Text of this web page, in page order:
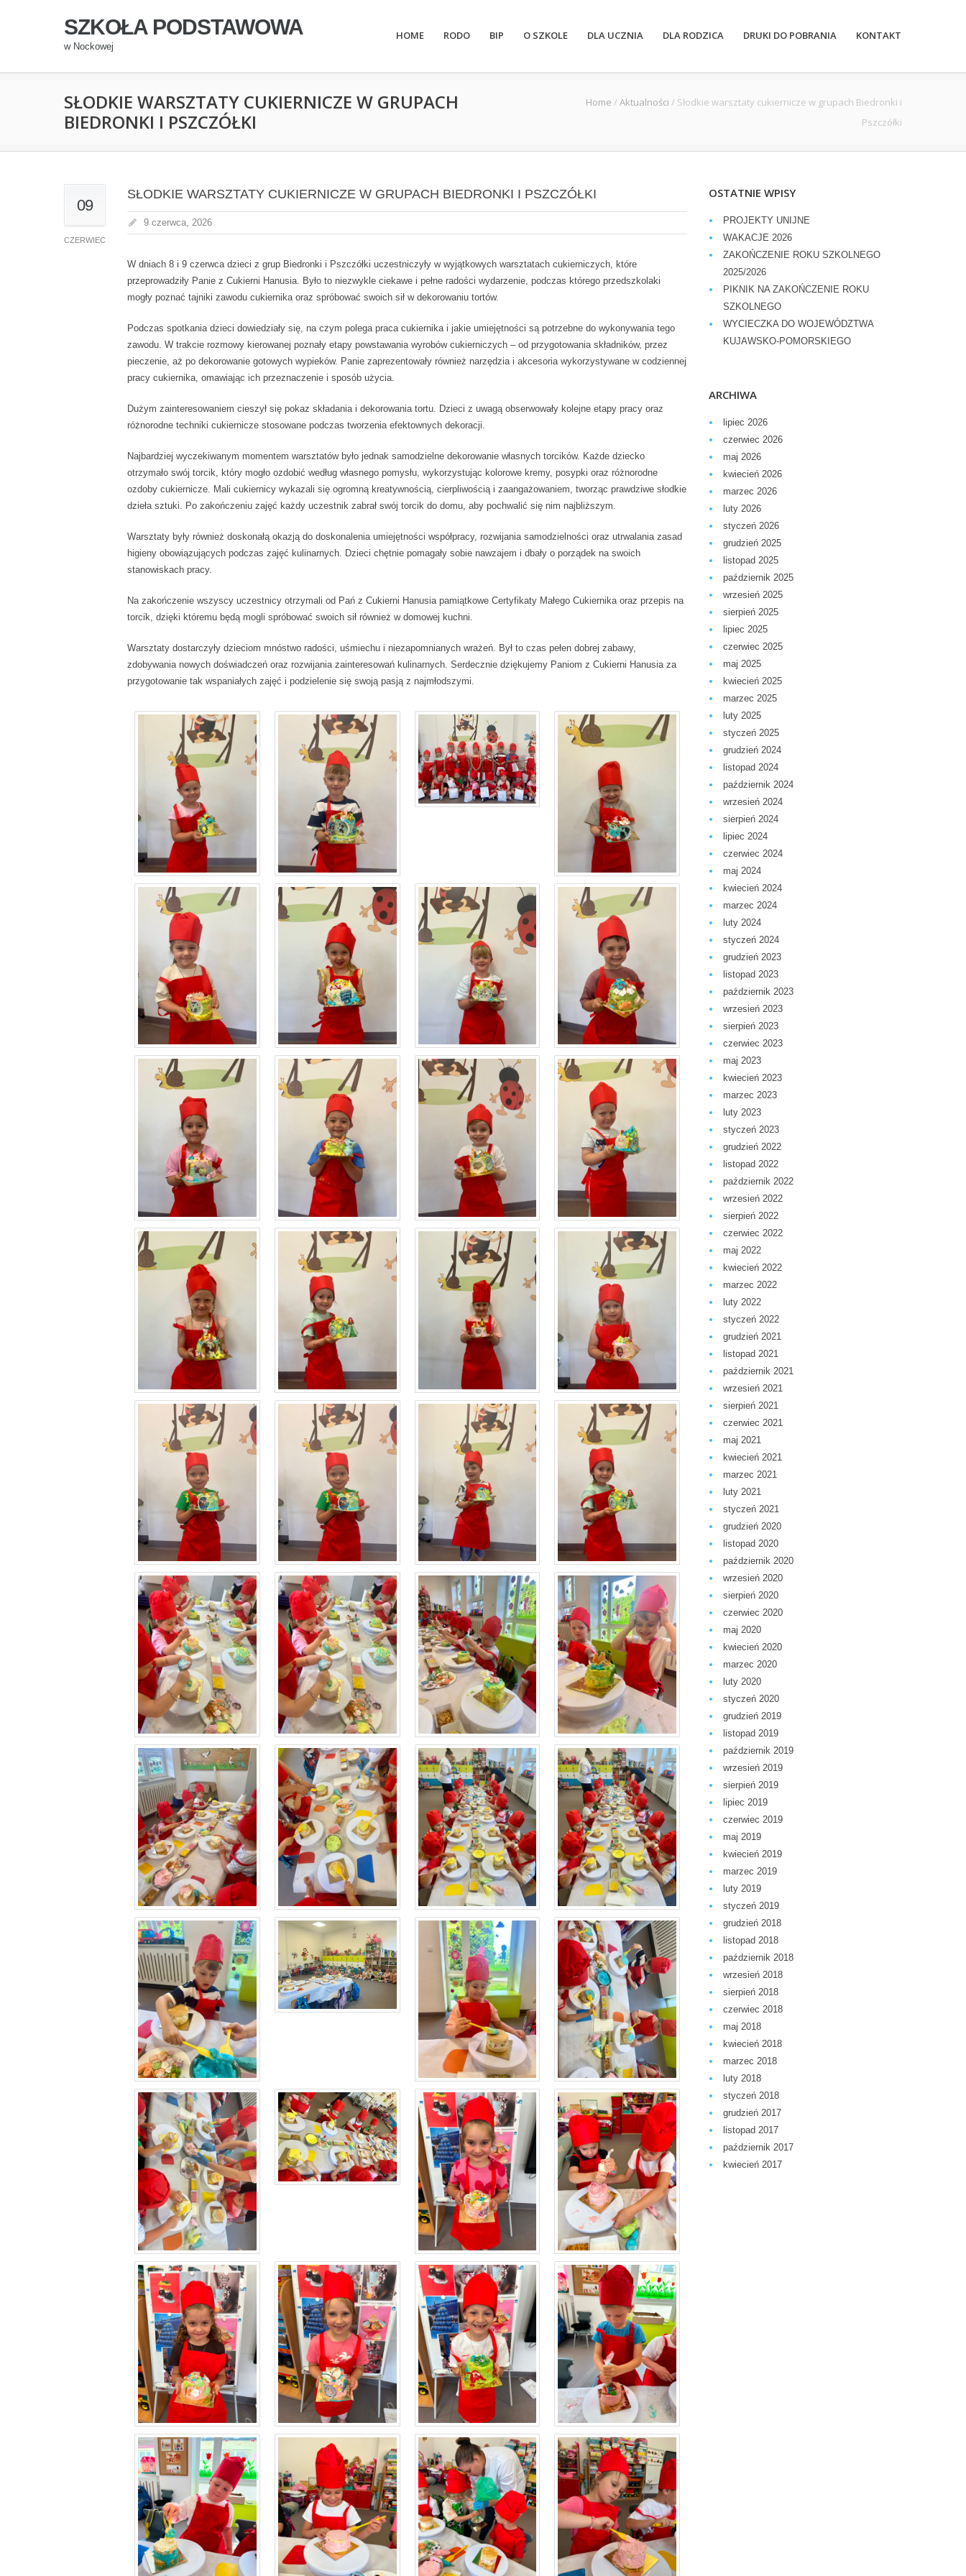
SZKOŁA PODSTAWOWA
w Nockowej
HOME RODO BIP O SZKOLE DLA UCZNIA DLA RODZICA DRUKI DO POBRANIA KONTAKT
SŁODKIE WARSZTATY CUKIERNICZE W GRUPACH
BIEDRONKI I PSZCZÓŁKI
Home / Aktualności / Słodkie warsztaty cukiernicze w grupach Biedronki i
Pszczółki
09
CZERWIEC
SŁODKIE WARSZTATY CUKIERNICZE W GRUPACH BIEDRONKI I PSZCZÓŁKI
9 czerwca, 2026
W dniach 8 i 9 czerwca dzieci z grup Biedronki i Pszczółki uczestniczyły w wyjątkowych warsztatach cukierniczych, które
przeprowadziły Panie z Cukierni Hanusia. Było to niezwykle ciekawe i pełne radości wydarzenie, podczas którego przedszkolaki
mogły poznać tajniki zawodu cukiernika oraz spróbować swoich sił w dekorowaniu tortów.
Podczas spotkania dzieci dowiedziały się, na czym polega praca cukiernika i jakie umiejętności są potrzebne do wykonywania tego
zawodu. W trakcie rozmowy kierowanej poznały etapy powstawania wyrobów cukierniczych – od przygotowania składników, przez
pieczenie, aż po dekorowanie gotowych wypieków. Panie zaprezentowały również narzędzia i akcesoria wykorzystywane w codziennej
pracy cukiernika, omawiając ich przeznaczenie i sposób użycia.
Dużym zainteresowaniem cieszył się pokaz składania i dekorowania tortu. Dzieci z uwagą obserwowały kolejne etapy pracy oraz
różnorodne techniki cukiernicze stosowane podczas tworzenia efektownych dekoracji.
Najbardziej wyczekiwanym momentem warsztatów było jednak samodzielne dekorowanie własnych torcików. Każde dziecko
otrzymało swój torcik, który mogło ozdobić według własnego pomysłu, wykorzystując kolorowe kremy, posypki oraz różnorodne
ozdoby cukiernicze. Mali cukiernicy wykazali się ogromną kreatywnością, cierpliwością i zaangażowaniem, tworząc prawdziwe słodkie
dzieła sztuki. Po zakończeniu zajęć każdy uczestnik zabrał swój torcik do domu, aby pochwalić się nim najbliższym.
Warsztaty były również doskonałą okazją do doskonalenia umiejętności współpracy, rozwijania samodzielności oraz utrwalania zasad
higieny obowiązujących podczas zajęć kulinarnych. Dzieci chętnie pomagały sobie nawzajem i dbały o porządek na swoich
stanowiskach pracy.
Na zakończenie wszyscy uczestnicy otrzymali od Pań z Cukierni Hanusia pamiątkowe Certyfikaty Małego Cukiernika oraz przepis na
torcik, dzięki któremu będą mogli spróbować swoich sił również w domowej kuchni.
Warsztaty dostarczyły dzieciom mnóstwo radości, uśmiechu i niezapomnianych wrażeń. Był to czas pełen dobrej zabawy,
zdobywania nowych doświadczeń oraz rozwijania zainteresowań kulinarnych. Serdecznie dziękujemy Paniom z Cukierni Hanusia za
przygotowanie tak wspaniałych zajęć i podzielenie się swoją pasją z najmłodszymi.
OSTATNIE WPISY
PROJEKTY UNIJNE
WAKACJE 2026
ZAKOŃCZENIE ROKU SZKOLNEGO
2025/2026
PIKNIK NA ZAKOŃCZENIE ROKU
SZKOLNEGO
WYCIECZKA DO WOJEWÓDZTWA
KUJAWSKO-POMORSKIEGO
ARCHIWA
lipiec 2026
czerwiec 2026
maj 2026
kwiecień 2026
marzec 2026
luty 2026
styczeń 2026
grudzień 2025
listopad 2025
październik 2025
wrzesień 2025
sierpień 2025
lipiec 2025
czerwiec 2025
maj 2025
kwiecień 2025
marzec 2025
luty 2025
styczeń 2025
grudzień 2024
listopad 2024
październik 2024
wrzesień 2024
sierpień 2024
lipiec 2024
czerwiec 2024
maj 2024
kwiecień 2024
marzec 2024
luty 2024
styczeń 2024
grudzień 2023
listopad 2023
październik 2023
wrzesień 2023
sierpień 2023
czerwiec 2023
maj 2023
kwiecień 2023
marzec 2023
luty 2023
styczeń 2023
grudzień 2022
listopad 2022
październik 2022
wrzesień 2022
sierpień 2022
czerwiec 2022
maj 2022
kwiecień 2022
marzec 2022
luty 2022
styczeń 2022
grudzień 2021
listopad 2021
październik 2021
wrzesień 2021
sierpień 2021
czerwiec 2021
maj 2021
kwiecień 2021
marzec 2021
luty 2021
styczeń 2021
grudzień 2020
listopad 2020
październik 2020
wrzesień 2020
sierpień 2020
czerwiec 2020
maj 2020
kwiecień 2020
marzec 2020
luty 2020
styczeń 2020
grudzień 2019
listopad 2019
październik 2019
wrzesień 2019
sierpień 2019
lipiec 2019
czerwiec 2019
maj 2019
kwiecień 2019
marzec 2019
luty 2019
styczeń 2019
grudzień 2018
listopad 2018
październik 2018
wrzesień 2018
sierpień 2018
czerwiec 2018
maj 2018
kwiecień 2018
marzec 2018
luty 2018
styczeń 2018
grudzień 2017
listopad 2017
październik 2017
kwiecień 2017